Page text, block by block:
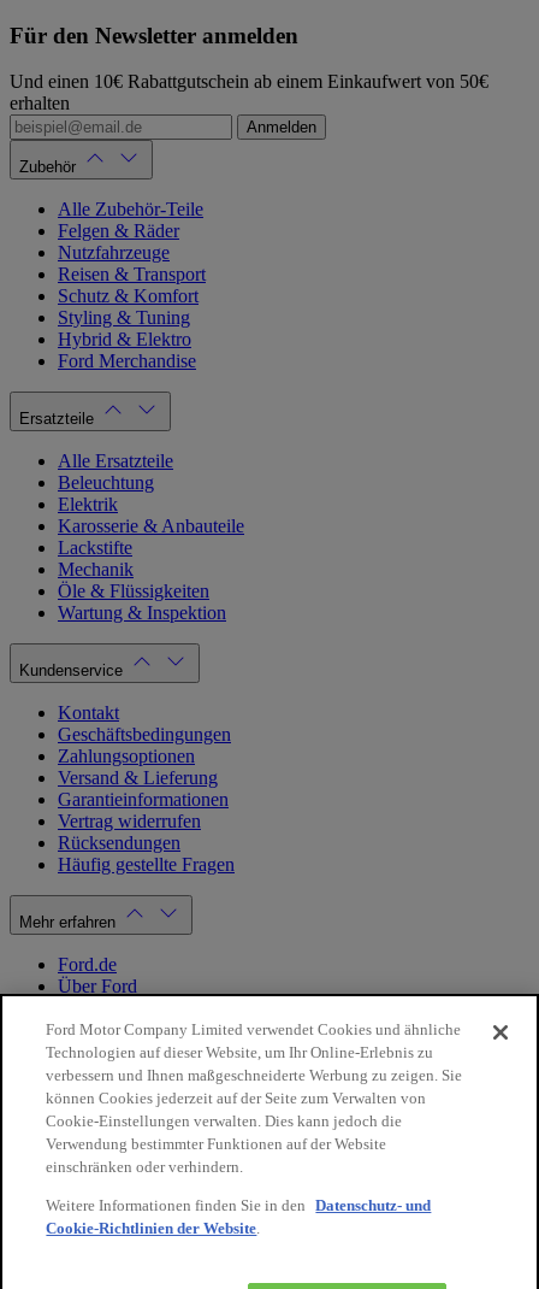
Für den Newsletter anmelden
Und einen 10€ Rabattgutschein ab einem Einkaufwert von 50€
erhalten
Anmelden
Zubehör
Alle Zubehör-Teile
Felgen & Räder
Nutzfahrzeuge
Reisen & Transport
Schutz & Komfort
Styling & Tuning
Hybrid & Elektro
Ford Merchandise
Ersatzteile
Alle Ersatzteile
Beleuchtung
Elektrik
Karosserie & Anbauteile
Lackstifte
Mechanik
Öle & Flüssigkeiten
Wartung & Inspektion
Kundenservice
Kontakt
Geschäftsbedingungen
Zahlungsoptionen
Versand & Lieferung
Garantieinformationen
Vertrag widerrufen
Rücksendungen
Häufig gestellte Fragen
Mehr erfahren
Ford.de
Über Ford
Datenschutzbestimmungen
Impressum
Mein Konto
Login / Registrierung
Meine Bestellungen
Land ändern
Ford Motor Company Limited verwendet Cookies und ähnliche
Technologien auf dieser Website, um Ihr Online-Erlebnis zu
verbessern und Ihnen maßgeschneiderte Werbung zu zeigen. Sie
können Cookies jederzeit auf der Seite zum Verwalten von
Cookie-Einstellungen verwalten. Dies kann jedoch die
Verwendung bestimmter Funktionen auf der Website
einschränken oder verhindern.
Weitere Informationen finden Sie in den
Datenschutz- und
Cookie-Richtlinien der Website.
Bestellung